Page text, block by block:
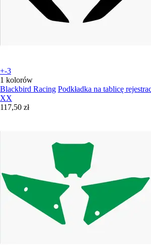
+-3
1 kolorów
Blackbird Racing Podkładka na tablicę
XX
117,50 zł